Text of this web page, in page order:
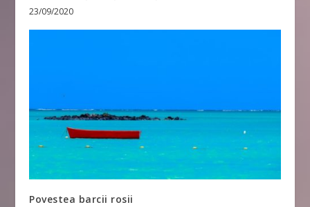
23/09/2020
Povestea barcii rosii